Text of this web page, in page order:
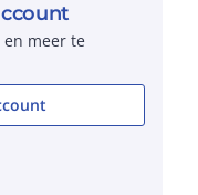
meer te